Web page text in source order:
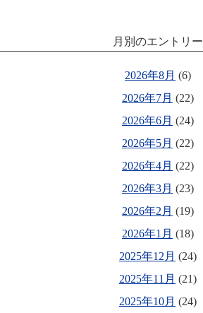
月別のエントリー
2026年8月 (6)
2026年7月 (22)
2026年6月 (24)
2026年5月 (22)
2026年4月 (22)
2026年3月 (23)
2026年2月 (19)
2026年1月 (18)
2025年12月 (24)
2025年11月 (21)
2025年10月 (24)